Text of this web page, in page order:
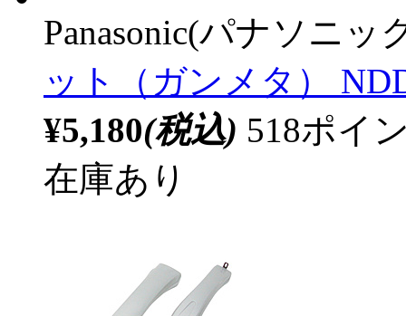
Panasonic(パナソニッ
ット（ガンメタ）
¥5,180(税込) 518ポイ
在庫あり